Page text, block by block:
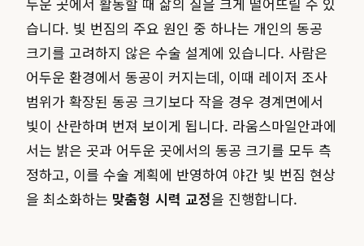
습니다. 빛 번짐의 주요 원인 중 하나는 개인의 동공
크기를 고려하지 않은 수술 설계에 있습니다. 사람은
어두운 환경에서 동공이 커지는데, 이때 레이저 조사
범위가 확장된 동공 크기보다 작을 경우 경계면에서
빛이 산란하며 번져 보이게 됩니다. 라움스마일안과에
서는 밝은 곳과 어두운 곳에서의 동공 크기를 모두 측
정하고, 이를 수술 계획에 반영하여 야간 빛 번짐 현상
을 최소화하는 맞춤형 시력 교정을 진행합니다.